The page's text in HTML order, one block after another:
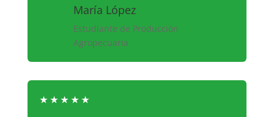
María López
Estudiante de Producción
Agropecuaria
★ ★ ★ ★ ★